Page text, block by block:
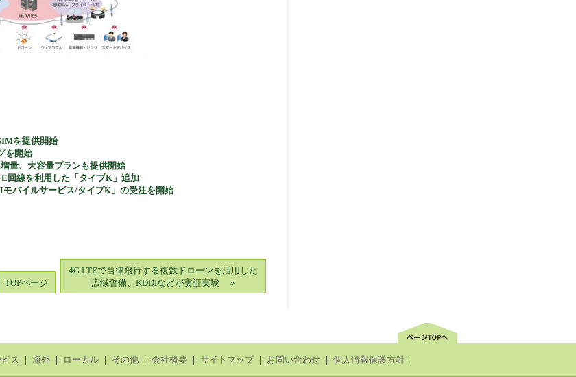
を提供開始
を開始
量、大容量プランも提供開始
回線を利用した「タイプK」追加
バイルサービス/タイプK」の受注を開始
TOPページ
4G LTEで自律飛行する複数ドローンを活用した
広域警備、KDDIなどが実証実験 »
ス ｜ 海外 ｜ ローカル ｜ その他 ｜ 会社概要 ｜ サイトマップ｜ お問い合わせ ｜ 個人情報保護方針 ｜